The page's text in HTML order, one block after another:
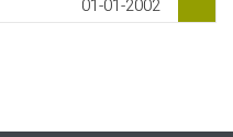
01-01-2002